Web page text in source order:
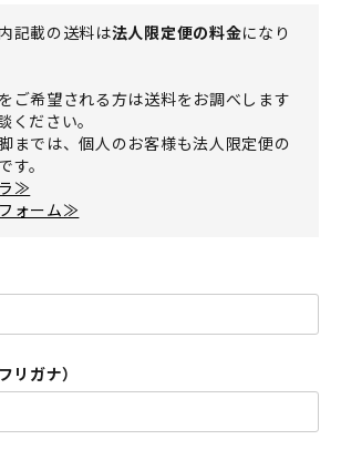
記載の送料は法人限定便の料金になり
ご希望される方は送料をお調べします
ください。
までは、個人のお客様も法人限定便の
す。
≫
ォーム≫
リガナ）